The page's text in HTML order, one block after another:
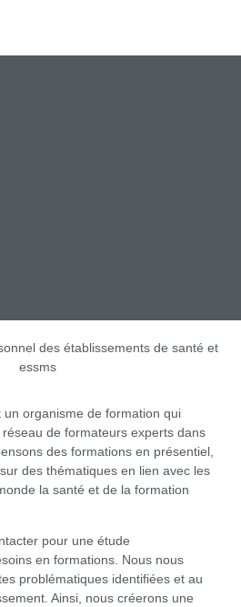
un organisme de formation qui
réseau de formateurs experts dans
des formations en présentiel,
des thématiques en lien avec les
la santé et de la formation
pour une étude
en formations. Nous nous
problématiques identifiées et au
Ainsi, nous créerons une